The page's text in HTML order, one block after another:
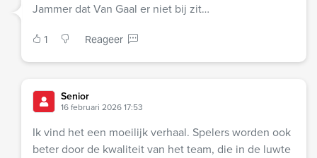
Jammer dat Van Gaal er niet bij zit…
1 Reageer
Senior
16 februari 2026 17:53
Ik vind het een moeilijk verhaal. Spelers worden ook
beter door de kwaliteit van het team, die in de luwte